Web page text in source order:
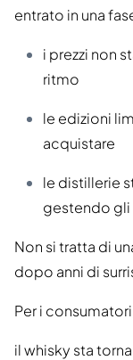
entrato in una
i prezzi non
ritmo
le edizioni
acquistare
le distillerie
gestendo gli
Non si tratta di
dopo anni di
Per i
il whisky sta